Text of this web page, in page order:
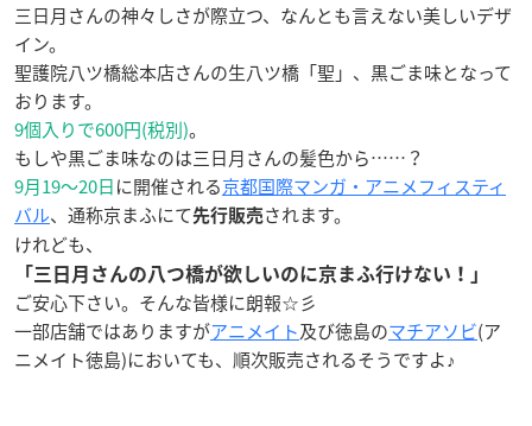
三日月さんの神々しさが際立つ、なんとも言えない美しいデザ
イン。
聖護院八ツ橋総本店さんの生八ツ橋「聖」、黒ごま味となって
おります。
9個入りで600円(税別)。
もしや黒ごま味なのは三日月さんの髪色から……？
9月19～20日に開催される京都国際マンガ・アニメフィスティ
バル、通称京まふにて先行販売 されます。
けれども、
「三日月さんの八つ橋が欲しいのに京まふ行けない！」
ご安心下さい。そんな皆様に朗報☆彡
一部店舗ではありますがアニメイト及び徳島のマチアソビ(ア
ニメイト徳島)においても、順次販売されるそうですよ♪